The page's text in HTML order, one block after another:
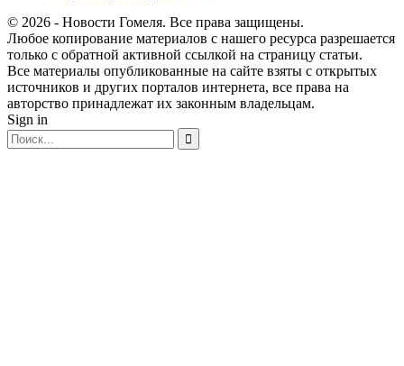
© 2026 - Новости Гомеля. Все права защищены.
Любое копирование материалов с нашего ресурса разрешается
только с обратной активной ссылкой на страницу статьи.
Все материалы опубликованные на сайте взяты с открытых
источников и других порталов интернета, все права на
авторство принадлежат их законным владельцам.
Sign in